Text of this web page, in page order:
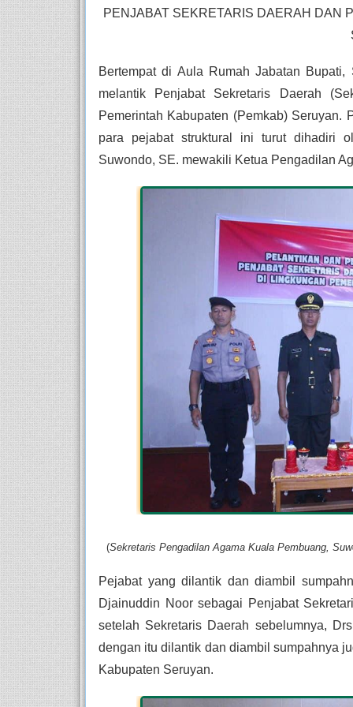
PENJABAT SEKRETARIS DAERAH DAN
Bertempat di Aula Rumah Jabatan
melantik Penjabat Sekretaris Daerah
Pemerintah Kabupaten (Pemkab)
para pejabat struktural ini turut dihadiri
Suwondo, SE. mewakili Ketua Pengadilan
(Sekretaris Pengadilan Agama Kuala Pembuang,
Pejabat yang dilantik dan diambil
Djainuddin Noor sebagai Penjabat
setelah Sekretaris Daerah sebelumnya,
dengan itu dilantik dan diambil sumpahnya
Kabupaten Seruyan.